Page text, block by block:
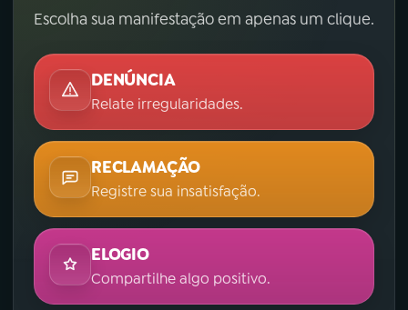
Escolha sua manifestação em apenas um clique.
DENÚNCIA
Relate irregularidades.
RECLAMAÇÃO
Registre sua insatisfação.
ELOGIO
Compartilhe algo positivo.